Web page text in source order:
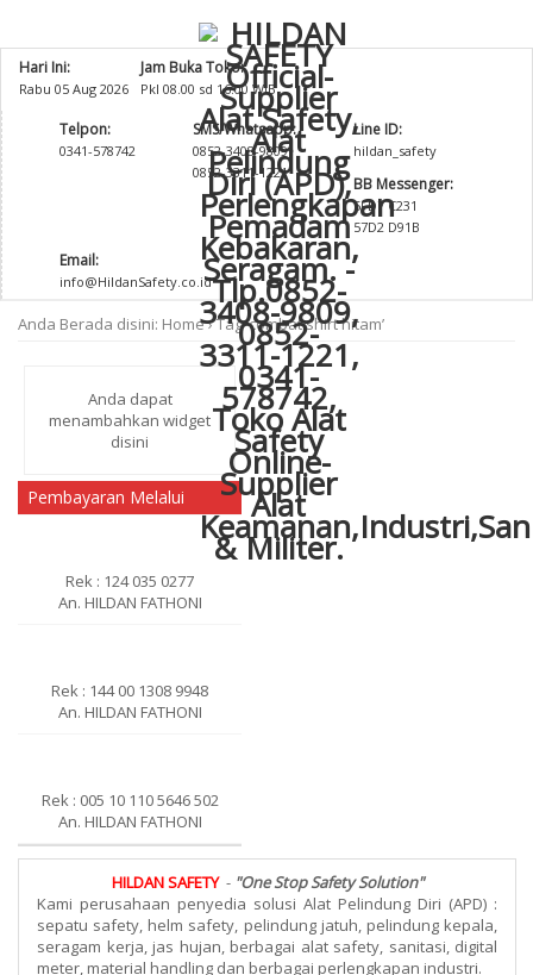
Hari Ini:
Rabu 05 Aug 2026
Jam Buka Toko:
Pkl 08.00 sd 16.00 WIB
Telpon:
0341-578742
SMS/Whatsapp:
0852-3408-9809
0852-3311-1221
Line ID:
hildan_safety
BB Messenger:
5FD7 C231
57D2 D91B
Email:
info@HildanSafety.co.id
Anda Berada disini: Home›Tag ‘combat shirt hitam’
Anda dapat
menambahkan widget
disini
Pembayaran Melalui
Rek : 124 035 0277
An. HILDAN FATHONI
Rek : 144 00 1308 9948
An. HILDAN FATHONI
Rek : 005 10 110 5646 502
An. HILDAN FATHONI
HILDAN SAFETY- "One Stop Safety Solution"
Kami perusahaan penyedia solusi Alat Pelindung Diri (APD) :
sepatu safety, helm safety, pelindung jatuh, pelindung kepala,
seragam kerja, jas hujan, berbagai alat safety, sanitasi, digital
meter, material handling dan berbagai perlengkapan industri.